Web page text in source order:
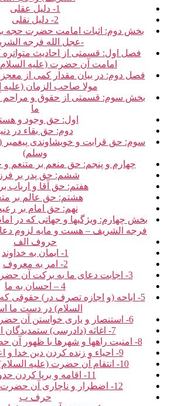
1- دلیل عقلی‏
2- دلیل نقلی‏
بخش دوم: اثبات امامت حضرت حجه
-عجل الله فرجه
فصل اول: قسمتی از احادیث
امامت آن حضرت (علیه
فصل دوم: در بیان مقدار کمی از
مولا صاحب الزمان (علیه
بخش سوم: قسمتی از حقوق و
ما
اول: حق وجود و
دوم: حق بقاء در
سوم: حق قرابت و خویشاوندی پیغمبر
وسلم)
چهارم و پنجم: حق منعم بر متنعم
ششم: حق پدر بر
هفتم: حق آقا و ارباب بر
هشتم: حق عالم بر
نهم: حق امام بر
بخش چهارم: ویژگی‏ها و جهاتی که در
فرجه الشریف – هست و مایه لزوم
حروف الف‏
1- ایمان به خداوند
2- امر به معروف‏
3- اجابت دعای ما به برکت آن حضرت (علیه السلام)
4 – احسان به ما
5- اباحه (و اجازه تصرف در) حقوقی
السلام) در دست ما
6- استنصار و یاری خواستن آن حضرت (علیه السلام)
7- اغاثه (دادرسی) ستمدیدگان از ما شیعیان‏
8- امنیت راه‏ها و شهرها با ظهور آن حضرت (علیه السلام)
9- احیاء و زنده کردن دین خدا و اعلای کلمة الله‏
10- انتقام آن حضرت (علیه السلام) از دشمنان خدا
11- اقامه و برپا کردن حدود الهی‏
12- اضطرار و ناچاری آن حضرت (علیه السلام)
حرف ب‏